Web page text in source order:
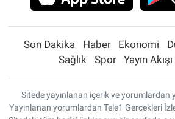
Son Dakika Haber Ekonomi
Sağlık
Spor Yayın Akışı
Sitede yayınlanan içerik ve yorumlardan
Yayınlanan yorumlardan Tele1 Gerçekleri